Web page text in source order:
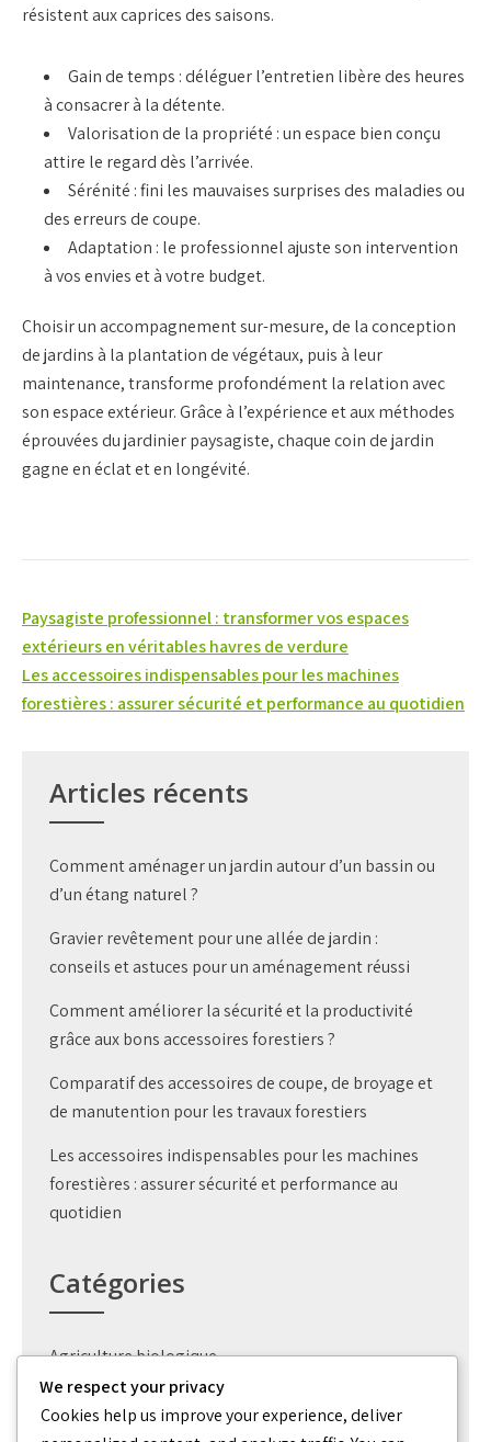
résistent aux caprices des saisons.
Gain de temps : déléguer l’entretien libère des heures
à consacrer à la détente.
Valorisation de la propriété : un espace bien conçu
attire le regard dès l’arrivée.
Sérénité : fini les mauvaises surprises des maladies ou
des erreurs de coupe.
Adaptation : le professionnel ajuste son intervention
à vos envies et à votre budget.
Choisir un accompagnement sur-mesure, de laconception
de jardinsà la plantation de végétaux, puis à leur
maintenance, transforme profondément la relation avec
son espace extérieur. Grâce à l’expérience et aux méthodes
éprouvées dujardinier paysagiste, chaque coin de jardin
gagne en éclat et en longévité.
Navigation
de
l’article
Paysagiste professionnel : transformer vos espaces
extérieurs en véritables havres de verdure
Les accessoires indispensables pour les machines
forestières : assurer sécurité et performance au quotidien
Articles récents
Comment aménager un jardin autour d’un bassin ou
d’un étang naturel ?
Gravier revêtement pour une allée de jardin :
conseils et astuces pour un aménagement réussi
Comment améliorer la sécurité et la productivité
grâce aux bons accessoires forestiers ?
Comparatif des accessoires de coupe, de broyage et
de manutention pour les travaux forestiers
Les accessoires indispensables pour les machines
forestières : assurer sécurité et performance au
quotidien
Catégories
Agriculture biologique
Création jardin
We respect your privacy
Cookies help us improve your experience, deliver